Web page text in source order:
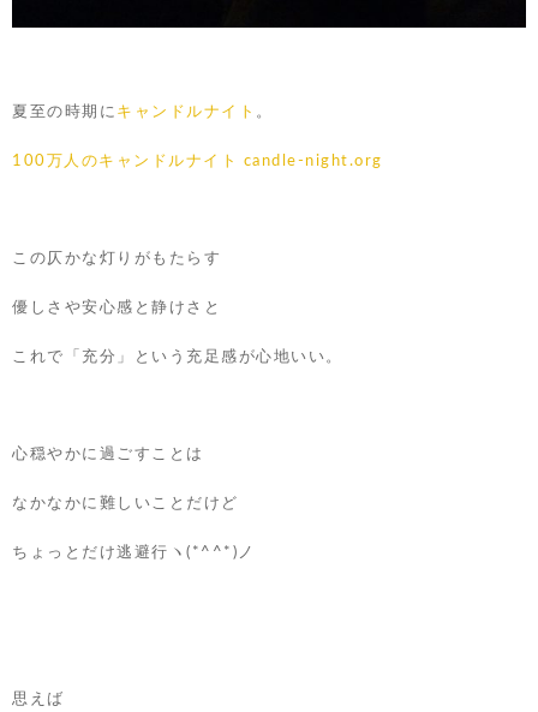
夏至の時期に キャンドルナイト 。
100万人のキャンドルナイト candle-night.org
この仄かな灯りがもたらす
優しさや安心感と静けさと
これで「充分」という充足感が心地いい。
心穏やかに過ごすことは
なかなかに難しいことだけど
ちょっとだけ逃避行ヽ(*^^*)ノ
思えば